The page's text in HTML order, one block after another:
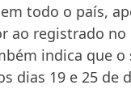
todo o país,
ao registrado
indica que o
dias 19 e 25 de